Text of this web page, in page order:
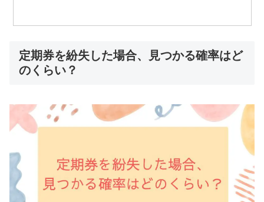
定期券を紛失した場合、見つかる確率はど
のくらい？